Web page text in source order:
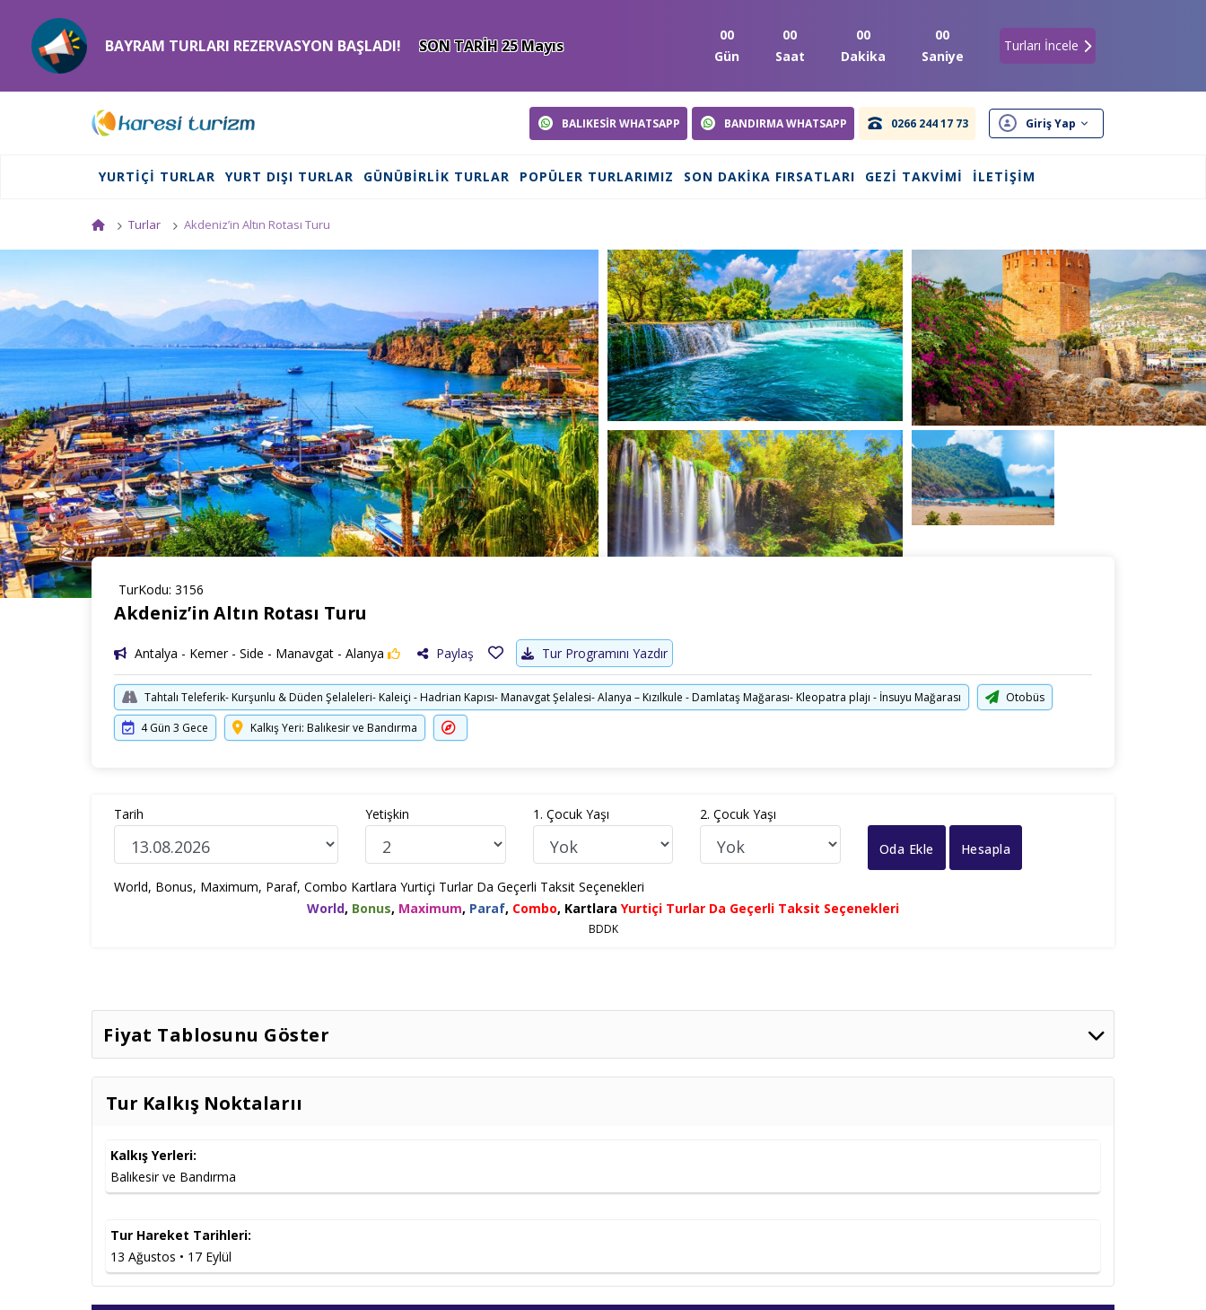
BAYRAM TURLARI REZERVASYON BAŞLADI! SON TARİH 25 Mayıs
00
Gün
00
Saat
00
Dakika
00
Saniye
Turları İncele
BALIKESİR WHATSAPP BANDIRMA WHATSAPP 0266 244 17 73 Giriş Yap
YURTIÇI TURLAR YURT DIŞI TURLAR GÜNÜBIRLIK TURLAR POPÜLER TURLARIMIZ SON DAKIKA FIRSATLARI GEZI TAKVIMI İLETIŞIM
Turlar Akdeniz’in Altın Rotası Turu
TurKodu: 3156
Akdeniz’in Altın Rotası Turu
Antalya - Kemer - Side - Manavgat - Alanya Paylaş Tur Programını Yazdır
Tahtalı Teleferik- Kurşunlu & Düden Şelaleleri- Kaleiçi - Hadrian Kapısı- Manavgat Şelalesi- Alanya – Kızılkule - Damlataş Mağarası- Kleopatra plajı - İnsuyu Mağarası
Otobüs
4 Gün 3 Gece
Kalkış Yeri: Balıkesir ve Bandırma
Tarih Yetişkin 1. Çocuk Yaşı 2. Çocuk Yaşı
Oda Ekle Hesapla
World, Bonus, Maximum, Paraf, Combo Kartlara Yurtiçi Turlar Da Geçerli Taksit Seçenekleri
World, Bonus, Maximum, Paraf, Combo, Kartlara Yurtiçi Turlar Da Geçerli Taksit Seçenekleri
BDDK
Fiyat Tablosunu Göster
Tarih Müsaitlik
17.09.2026
7 - 12 Yaş7.349,00TL
Tur Kalkış Noktalarıı
Kalkış Yerleri:
Balıkesir ve Bandırma
Tur Hareket Tarihleri:
13 Ağustos • 17 Eylül